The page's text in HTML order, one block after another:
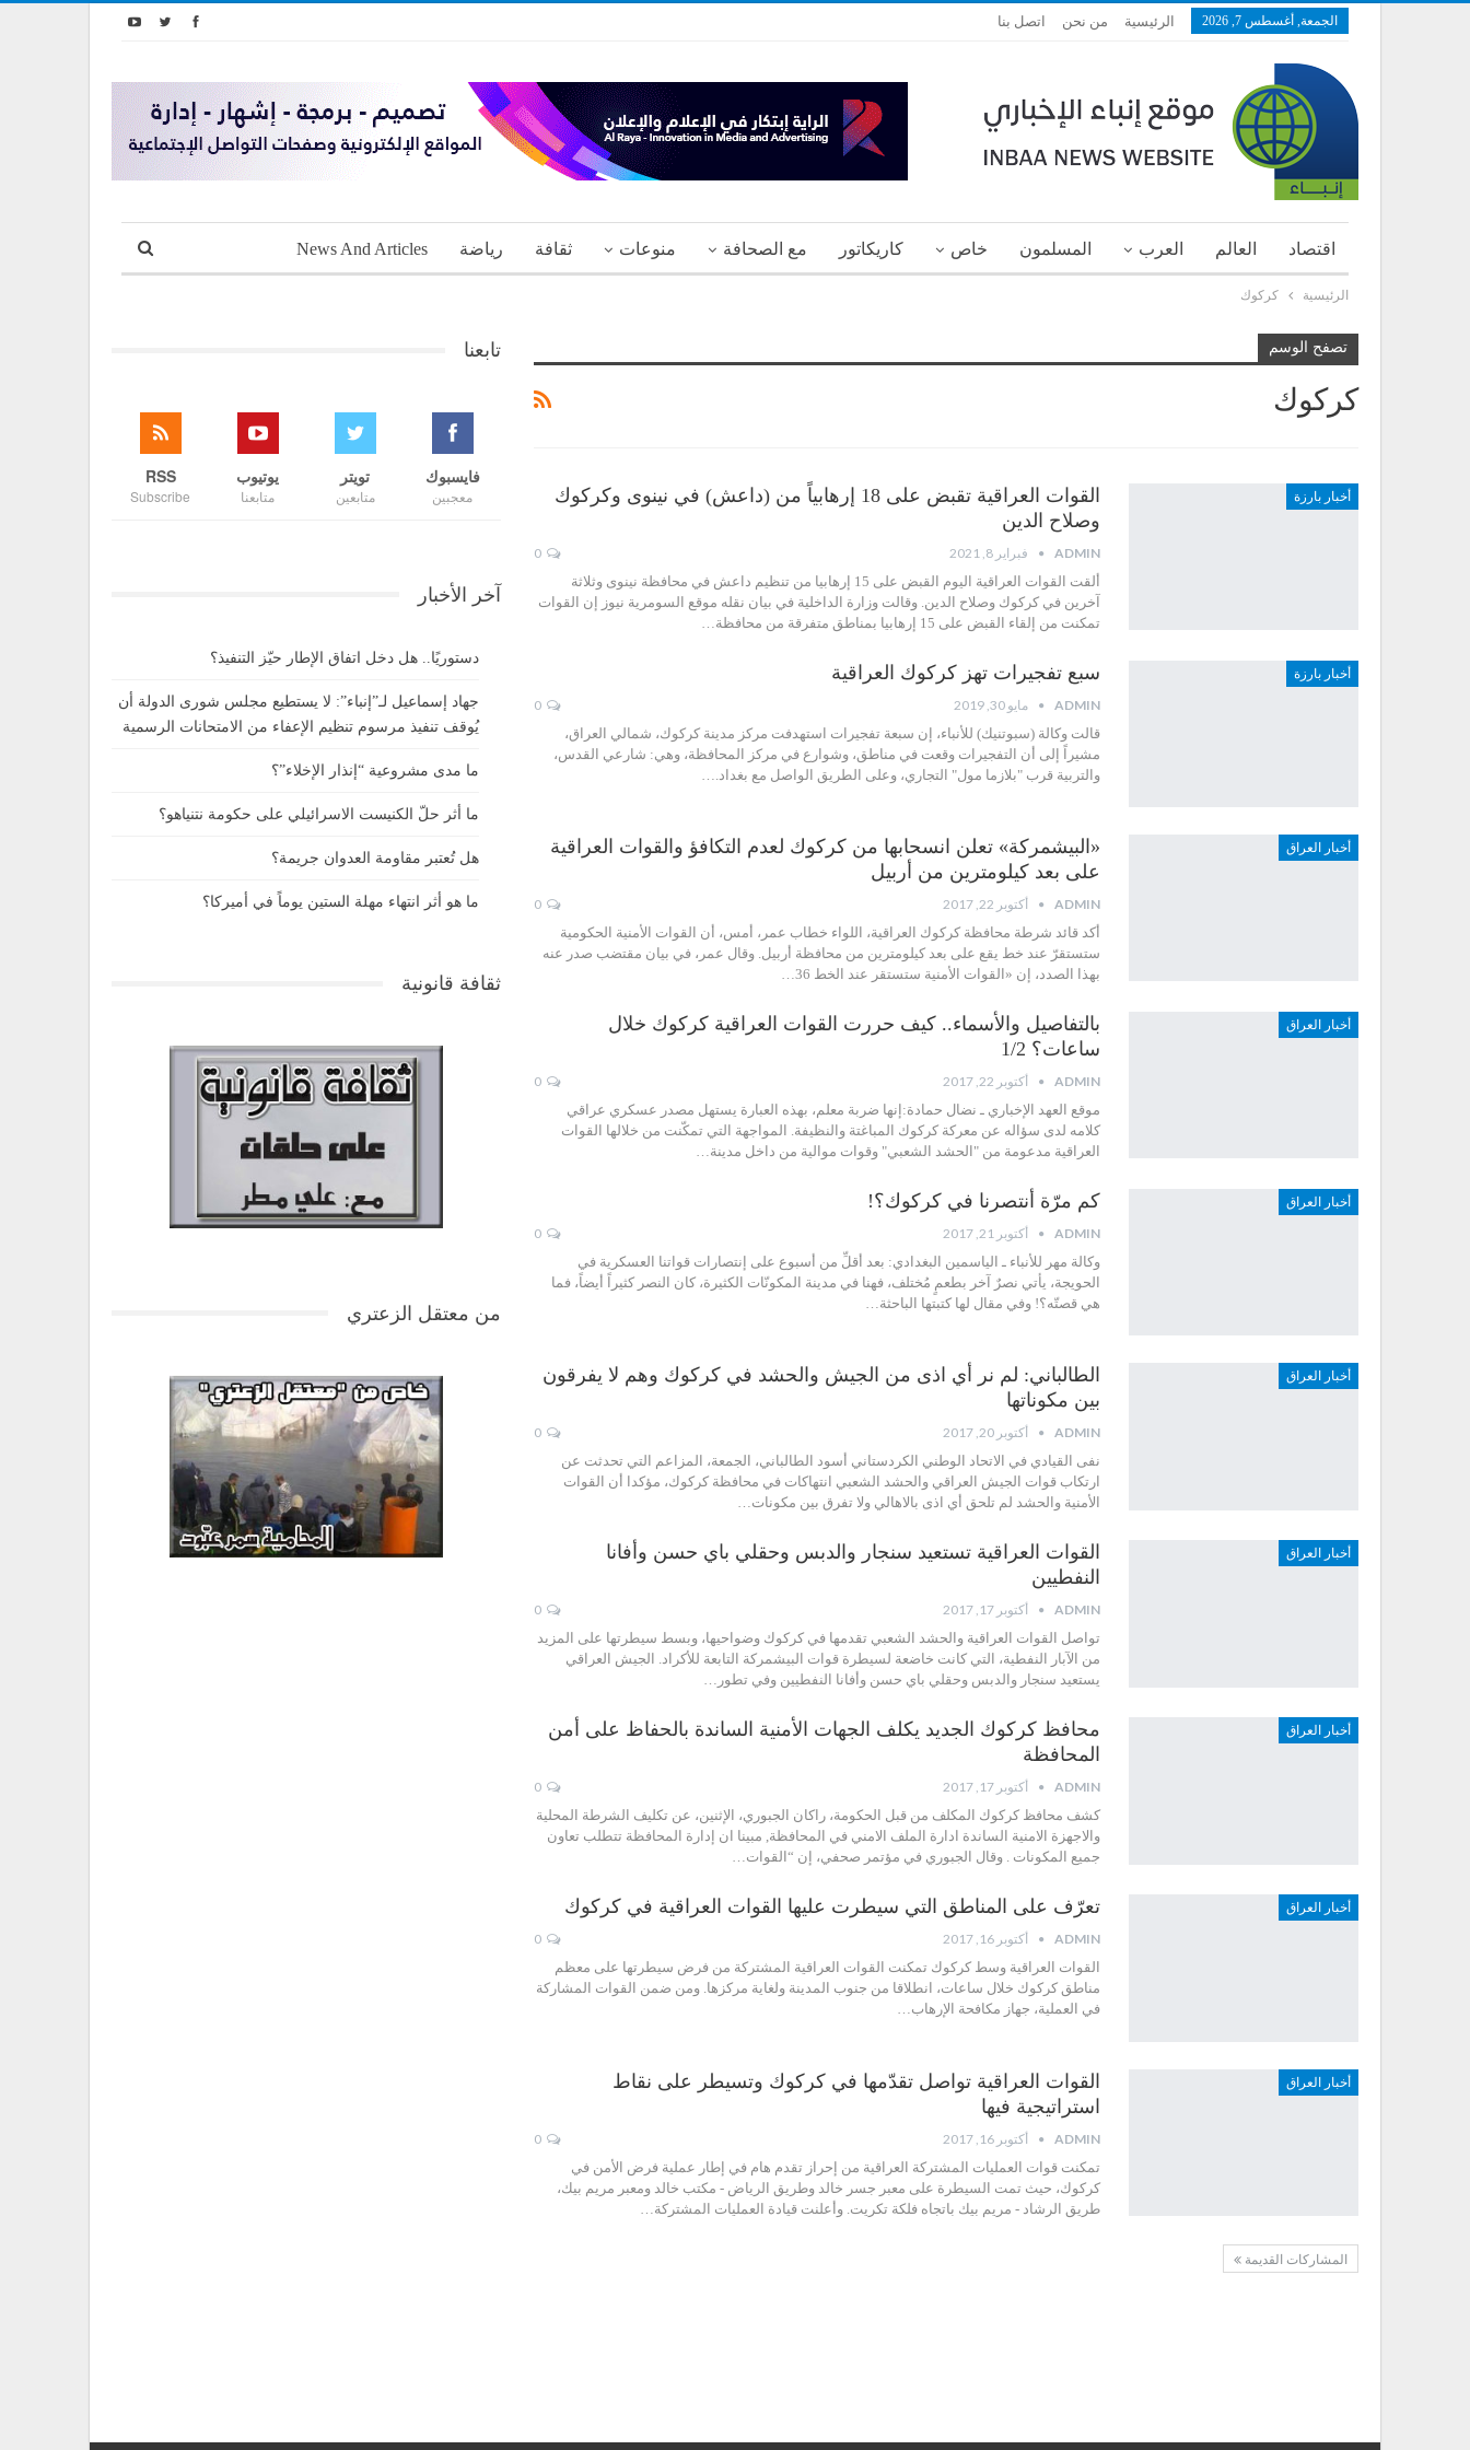
الجمعة, أغسطس 7, 2026 الرئيسية من نحن اتصل بنا
اقتصاد العالم العرب المسلمون خاص كاريكاتور مع الصحافة منوعات ثقافة رياضة News And Articles
الرئيسية كركوك
تصفح الوسم
كركوك
أخبار بارزة
القوات العراقية تقبض على 18 إرهابياً من (داعش) في نينوى وكركوك
وصلاح الدين
ADMIN فبراير 8, 2021
ألقت القوات العراقية اليوم القبض على 15 إرهابيا من تنظيم داعش في محافظة نينوى وثلاثة
آخرين في كركوك وصلاح الدين. وقالت وزارة الداخلية في بيان نقله موقع السومرية نيوز إن القوات
تمكنت من إلقاء القبض على 15 إرهابيا بمناطق متفرقة من محافظة…
أخبار بارزة سبع تفجيرات تهز كركوك العراقية
ADMIN مايو 30, 2019
قالت وكالة (سبوتنيك) للأنباء، إن سبعة تفجيرات استهدفت مركز مدينة كركوك، شمالي العراق،
مشيراً إلى أن التفجيرات وقعت في مناطق، وشوارع في مركز المحافظة، وهي: شارعي القدس،
والتربية قرب "بلازما مول" التجاري، وعلى الطريق الواصل مع بغداد.…
أخبار العراق
«البيشمركة» تعلن انسحابها من كركوك لعدم التكافؤ والقوات العراقية
على بعد كيلومترين من أربيل
ADMIN أكتوبر 22, 2017
أكد قائد شرطة محافظة كركوك العراقية، اللواء خطاب عمر، أمس، أن القوات الأمنية الحكومية
ستستقرّ عند خط يقع على بعد كيلومترين من محافظة أربيل. وقال عمر، في بيان مقتضب صدر عنه
بهذا الصدد، إن «القوات الأمنية ستستقر عند الخط 36…
أخبار العراق
بالتفاصيل والأسماء.. كيف حررت القوات العراقية كركوك خلال
ساعات؟ 1/2
ADMIN أكتوبر 22, 2017
موقع العهد الإخباري ـ نضال حمادة:إنها ضربة معلم، بهذه العبارة يستهل مصدر عسكري عراقي
كلامه لدى سؤاله عن معركة كركوك المباغتة والنظيفة. المواجهة التي تمكّنت من خلالها القوات
العراقية مدعومة من "الحشد الشعبي" وقوات موالية من داخل مدينة…
أخبار العراق كم مرّة أنتصرنا في كركوك؟!
ADMIN أكتوبر 21, 2017
وكالة مهر للأنباء ـ الياسمين البغدادي: بعد أقلِّ من أسبوع على إنتصارات قواتنا العسكرية في
الحويجة، يأتي نصرٌ آخر بطعمٍ مُختلف، فهنا في مدينة المكونّات الكثيرة، كان النصر كثيراً أيضاً، فما
هي قصتّه؟! وفي مقال لها كتبتها الباحثة…
أخبار العراق
الطالباني: لم نر أي اذى من الجيش والحشد في كركوك وهم لا يفرقون
بين مكوناتها
ADMIN أكتوبر 20, 2017
نفى القيادي في الاتحاد الوطني الكردستاني أسود الطالباني، الجمعة، المزاعم التي تحدثت عن
ارتكاب قوات الجيش العراقي والحشد الشعبي انتهاكات في محافظة كركوك، مؤكدا أن القوات
الأمنية والحشد لم تلحق أي اذى بالاهالي ولا تفرق بين مكونات…
أخبار العراق
القوات العراقية تستعيد سنجار والدبس وحقلي باي حسن وأفانا
النفطيين
ADMIN أكتوبر 17, 2017
تواصل القوات العراقية والحشد الشعبي تقدمها في كركوك وضواحيها، وبسط سيطرتها على المزيد
من الآبار النفطية، التي كانت خاضعة لسيطرة قوات البيشمركة التابعة للأكراد. الجيش العراقي
يستعيد سنجار والدبس وحقلي باي حسن وأفانا النفطيين وفي تطور…
أخبار العراق
محافظ كركوك الجديد يكلف الجهات الأمنية الساندة بالحفاظ على أمن
المحافظة
ADMIN أكتوبر 17, 2017
كشف محافظ كركوك المكلف من قبل الحكومة، راكان الجبوري، الإثنين، عن تكليف الشرطة المحلية
والاجهزة الامنية الساندة ادارة الملف الامني في المحافظة, مبينا ان إدارة المحافظة تتطلب تعاون
جميع المكونات . وقال الجبوري في مؤتمر صحفي، إن “القوات…
أخبار العراق تعرّف على المناطق التي سيطرت عليها القوات العراقية في كركوك
ADMIN أكتوبر 16, 2017
القوات العراقية وسط كركوك تمكنت القوات العراقية المشتركة من فرض سيطرتها على معظم
مناطق كركوك خلال ساعات، انطلاقا من جنوب المدينة ولغاية مركزها. ومن ضمن القوات المشاركة
في العملية، جهاز مكافحة الإرهاب…
أخبار العراق
القوات العراقية تواصل تقدّمها في كركوك وتسيطر على نقاط
استراتيجية فيها
ADMIN أكتوبر 16, 2017
تمكنت قوات العمليات المشتركة العراقية من إحراز تقدم هام في إطار عملية فرض الأمن في
كركوك، حيث تمت السيطرة على معبر جسر خالد وطريق الرياض - مكتب خالد ومعبر مريم بيك،
طريق الرشاد - مريم بيك باتجاه فلكة تكريت. وأعلنت قيادة العمليات المشتركة…
المشاركات القديمة
تابعنا
فايسبوك
معجبين
تويتر
متابعين
يوتيوب
متابعنا
RSS
Subscribe
آخر الأخبار
دستوريًا.. هل دخل اتفاق الإطار حيّز التنفيذ؟
جهاد إسماعيل لـ”إنباء”: لا يستطيع مجلس شورى الدولة أن
يُوقف تنفيذ مرسوم تنظيم الإعفاء من الامتحانات الرسمية
ما مدى مشروعية “إنذار الإخلاء”؟
ما أثر حلّ الكنيست الاسرائيلي على حكومة نتنياهو؟
هل تُعتبر مقاومة العدوان جريمة؟
ما هو أثر انتهاء مهلة الستين يوماً في أميركا؟
ثقافة قانونية
من معتقل الزعتري